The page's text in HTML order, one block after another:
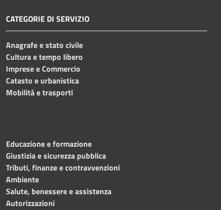
CATEGORIE DI SERVIZIO
Anagrafe e stato civile
Cultura e tempo libero
Imprese e Commercio
Catasto e urbanistica
Mobilità e trasporti
Educazione e formazione
Giustizia e sicurezza pubblica
Tributi, finanze e contravvenzioni
Ambiente
Salute, benessere e assistenza
Autorizzazioni